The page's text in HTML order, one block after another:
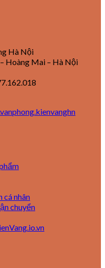
Hà Nội
Hoàng Mai – Hà Nội
cá nhân
chuyển